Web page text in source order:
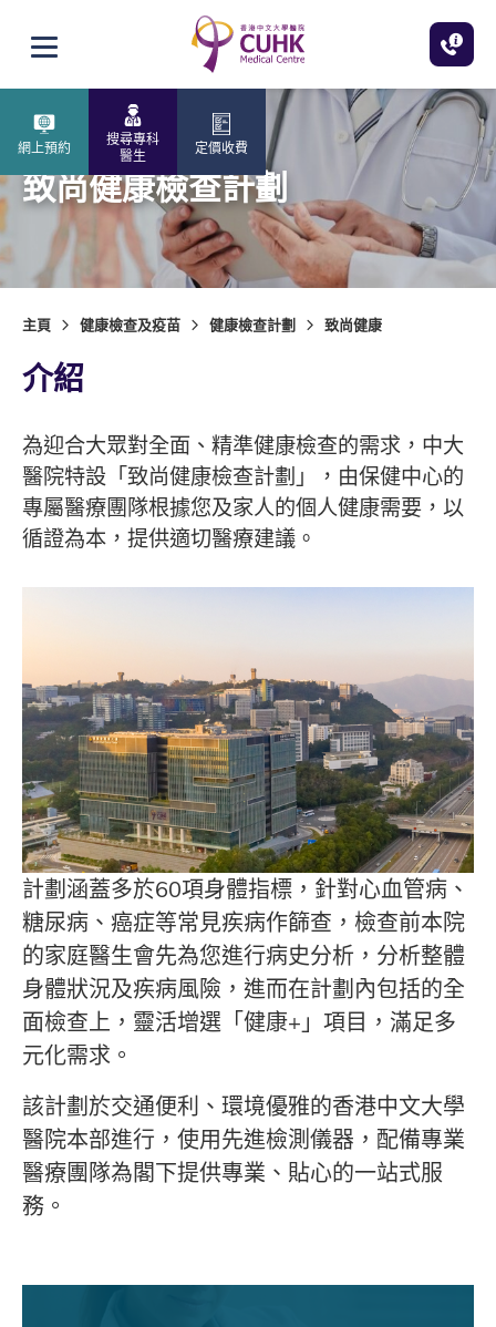
打開選單
網上預約
搜尋專科
醫生
定價收費
致尚健康檢查計劃
主頁 健康檢查及疫苗 健康檢查計劃 致尚健康
介紹
為迎合大眾對全面、精準健康檢查的需求，中大
醫院特設「致尚健康檢查計劃」，由保健中心的
專屬醫療團隊根據您及家人的個人健康需要，以
循證為本，提供適切醫療建議。
計劃涵蓋多於60項身體指標，針對心血管病、
糖尿病、癌症等常見疾病作篩查，檢查前本院
的家庭醫生會先為您進行病史分析，分析整體
身體狀況及疾病風險，進而在計劃內包括的全
面檢查上，靈活增選「健康+」項目，滿足多
元化需求。
該計劃於交通便利、環境優雅的香港中文大學
醫院本部進行，使用先進檢測儀器，配備專業
醫療團隊為閣下提供專業、貼心的一站式服
務。